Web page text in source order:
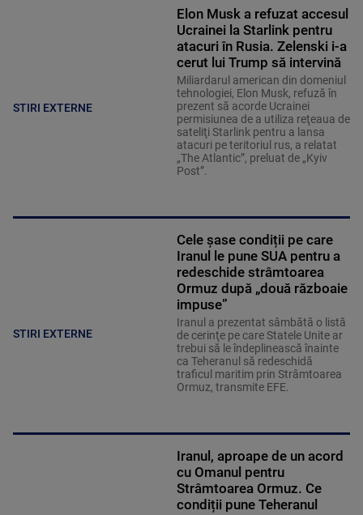
STIRI EXTERNE
Elon Musk a refuzat accesul
Ucrainei la Starlink pentru
atacuri în Rusia. Zelenski i-a
cerut lui Trump să intervină
Miliardarul american din domeniul
tehnologiei, Elon Musk, refuză în
prezent să acorde Ucrainei
permisiunea de a utiliza reţeaua de
sateliţi Starlink pentru a lansa
atacuri pe teritoriul rus, a relatat
„The Atlantic”, preluat de „Kyiv
Post”.
STIRI EXTERNE
Cele șase condiții pe care
Iranul le pune SUA pentru a
redeschide strâmtoarea
Ormuz după „două războaie
impuse”
Iranul a prezentat sâmbătă o listă
de cerinţe pe care Statele Unite ar
trebui să le îndeplinească înainte
ca Teheranul să redeschidă
traficul maritim prin Strâmtoarea
Ormuz, transmite EFE.
Iranul, aproape de un acord
cu Omanul pentru
Strâmtoarea Ormuz. Ce
condiții pune Teheranul